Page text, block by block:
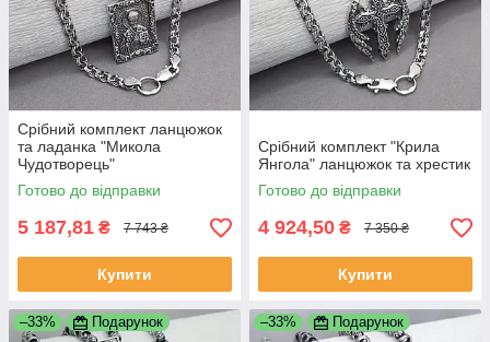
Срібний комплект ланцюжок
та ладанка "Микола
Чудотворець"
Готово до відправки
5 187,81 ₴ 7 743 ₴
Купити
Срібний комплект "Крила
Янгола" ланцюжок та хрестик
Готово до відправки
4 924,50 ₴ 7 350 ₴
Купити
–33% Подарунок –33% Подарунок